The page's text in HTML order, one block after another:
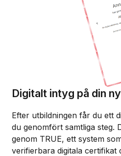
Digitalt intyg på din
Efter utbildningen får du ett
du genomfört samtliga steg.
genom TRUE, ett system
verifierbara digitala certifikat